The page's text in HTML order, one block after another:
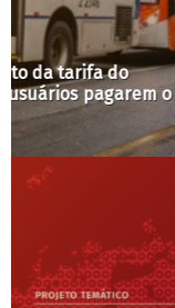
A língua